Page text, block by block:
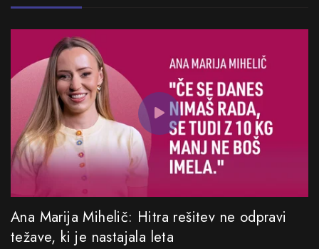
Ana Marija Mihelič: Hitra rešitev ne odpravi
težave, ki je nastajala leta